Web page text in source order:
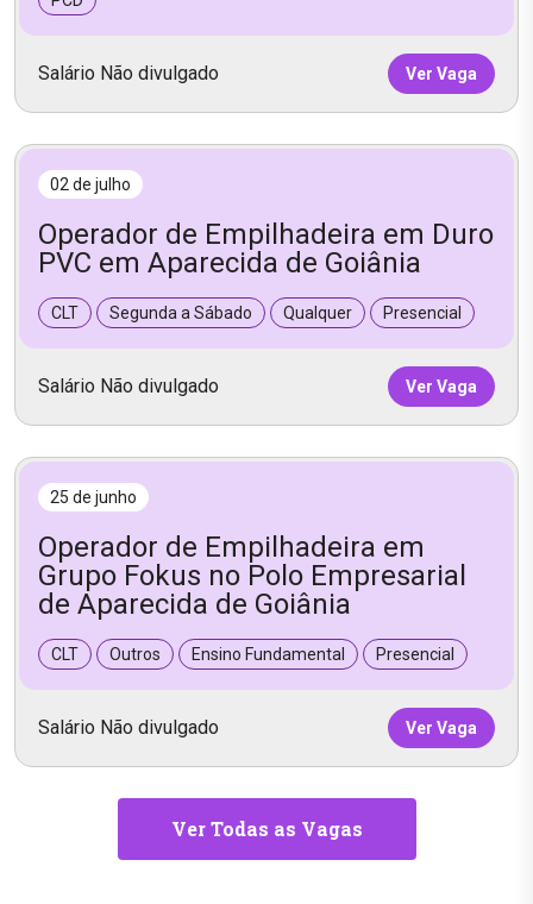
Salário Não divulgado Ver Vaga
02 de julho
Operador de Empilhadeira em Duro
PVC em Aparecida de Goiânia
CLT Segunda a Sábado Qualquer Presencial
Salário Não divulgado Ver Vaga
25 de junho
Operador de Empilhadeira em
Grupo Fokus no Polo Empresarial
de Aparecida de Goiânia
CLT Outros Ensino Fundamental Presencial
Salário Não divulgado Ver Vaga
Ver Todas as Vagas